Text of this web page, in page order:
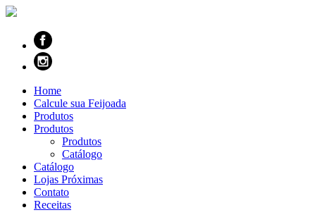
Home
Calcule sua Feijoada
Produtos
Produtos
Produtos
Catálogo
Catálogo
Lojas Próximas
Contato
Receitas